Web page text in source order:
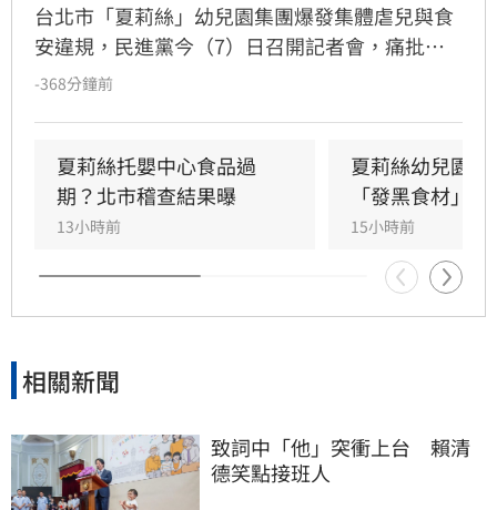
台北市「夏莉絲」幼兒園集團爆發集體虐兒與食
安違規，民進黨今（7）日召開記者會，痛批台
北市政府對連鎖教保機構的監督機制完全失靈，
監管思維，並為市府的失職與包庇向受害學童家
長及全體市民公開道歉。
-368分鐘前
夏莉絲托嬰中心食品過
期？北市稽查結果曝
13小時前
夏莉絲幼兒園
「發黑食材」
15小時前
相關新聞
致詞中「他」突衝上台　賴清
德笑點接班人